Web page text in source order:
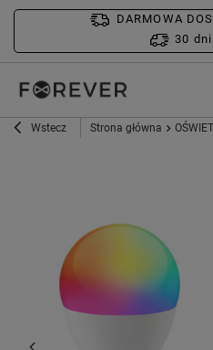
DARMOWA
30
Wstecz Strona główna